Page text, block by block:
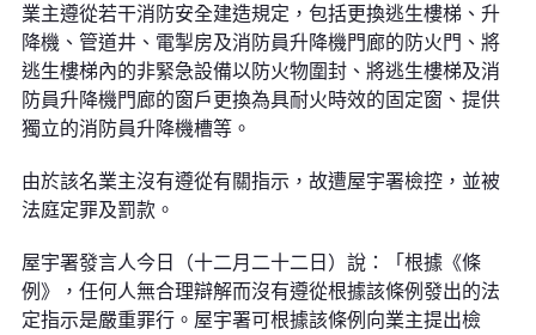
業主遵從若干消防安全建造規定，包括更換逃生樓梯、升
降機、管道井、電掣房及消防員升降機門廊的防火門、將
逃生樓梯內的非緊急設備以防火物圍封、將逃生樓梯及消
防員升降機門廊的窗戶更換為具耐火時效的固定窗、提供
獨立的消防員升降機槽等。
由於該名業主沒有遵從有關指示，故遭屋宇署檢控，並被
法庭定罪及罰款。
屋宇署發言人今日（十二月二十二日）說：「根據《條
例》，任何人無合理辯解而沒有遵從根據該條例發出的法
定指示是嚴重罪行。屋宇署可根據該條例向業主提出檢